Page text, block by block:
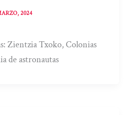
2024
Zientzia Txoko, Colonias
de astronautas